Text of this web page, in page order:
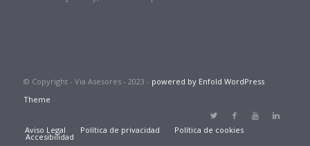
© Copyright - Via Asesores - 2023 - powered by Enfold WordPress
Theme
Aviso Legal Política de privacidad Política de cookies
Accesibilidad